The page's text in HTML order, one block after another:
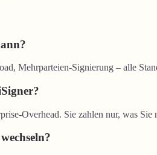
Mehrparteien-Signierung – alle
Overhead. Sie zahlen nur, was Sie